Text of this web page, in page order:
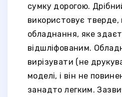
сумку дорогою.
використовує тверде,
обладнання, яке
відшліфованим.
вирізувати (не
моделі, і він не
занадто легким.